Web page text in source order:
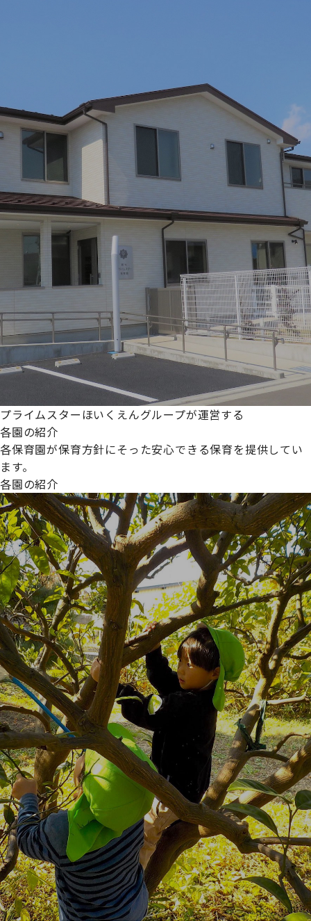
プライムスターほいくえんグループが運営する
各園の紹介
各保育園が保育方針にそった安心できる保育を提供してい
ます。
各園の紹介